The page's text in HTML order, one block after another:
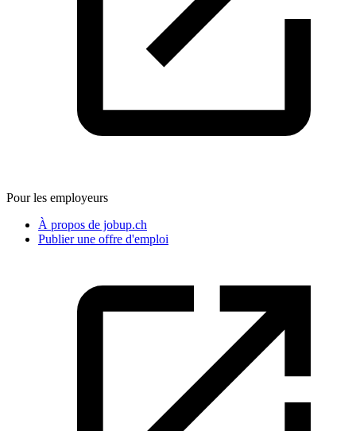
Pour les employeurs
À propos de jobup.ch
Publier une offre d'emploi